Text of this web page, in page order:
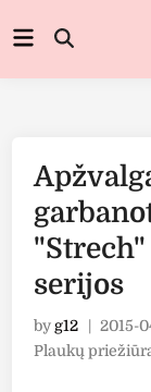
to
Open
Main
serijos
byg12 2015-
Posted
Plaukų